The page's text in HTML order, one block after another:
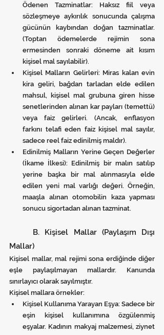
Ödenen Tazminatlar: Haksız fiil veya
sözleşmeye aykırılık sonucunda çalışma
gücünün kaybından doğan tazminatlar.
(Toptan ödemelerde rejimin sona
ermesinden sonraki döneme ait kısım
kişisel mal sayılabilir).
Kişisel Malların Gelirleri: Miras kalan evin
kira geliri, bağdan tarladan elde edilen
mahsul, kişisel mal grubuna giren hisse
senetlerinden alınan kar payları (temettü)
veya faiz gelirleri. (Ancak, enflasyon
farkını telafi eden faiz kişisel mal sayılır,
sadece reel faiz edinilmiş maldır).
Edinilmiş Malların Yerine Geçen Değerler
(İkame İlkesi): Edinilmiş bir malın satılıp
yerine başka bir mal alınmasıyla elde
edilen yeni mal varlığı değeri. Örneğin,
maaşla alınan otomobilin kaza yapması
sonucu sigortadan alınan tazminat.
Mallar)
Kişisel mallar, mal rejimi sona erdiğinde diğer
eşle paylaşılmayan mallardır. Kanunda
sınırlayıcı olarak sayılmıştır.
Kişisel mallara örnekler:
Kişisel Kullanıma Yarayan Eşya: Sadece bir
eşin kişisel kullanımına özgülenmiş
eşyalar. Kadının makyaj malzemesi, ziynet